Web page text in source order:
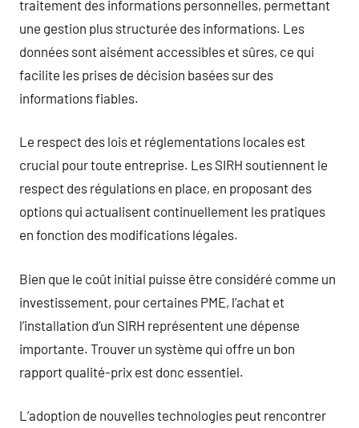
traitement des informations personnelles, permettant
une gestion plus structurée des informations. Les
données sont aisément accessibles et sûres, ce qui
facilite les prises de décision basées sur des
informations fiables.
Le respect des lois et réglementations locales est
crucial pour toute entreprise. Les SIRH soutiennent le
respect des régulations en place, en proposant des
options qui actualisent continuellement les pratiques
en fonction des modifications légales.
Bien que le coût initial puisse être considéré comme un
investissement, pour certaines PME, l’achat et
l’installation d’un SIRH représentent une dépense
importante. Trouver un système qui offre un bon
rapport qualité-prix est donc essentiel.
L’adoption de nouvelles technologies peut rencontrer